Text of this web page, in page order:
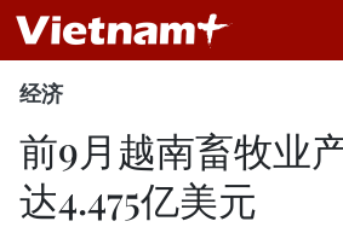
经济
前9月越南畜牧业
达4.475亿美元